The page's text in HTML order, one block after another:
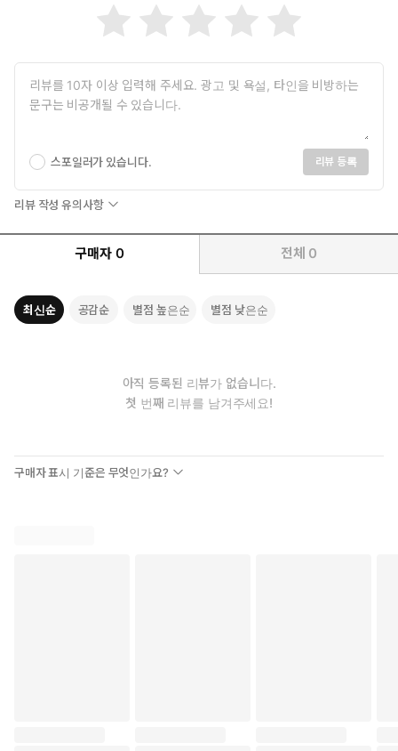
스포일러가 있습니다. 리뷰 등록
리뷰 작성 유의사항
구매자 0 전체 0
최신순 공감순 별점 높은순 별점 낮은순
아직 등록된 리뷰가 없습니다.
첫 번째 리뷰를 남겨주세요!
구매자 표시 기준은 무엇인가요?